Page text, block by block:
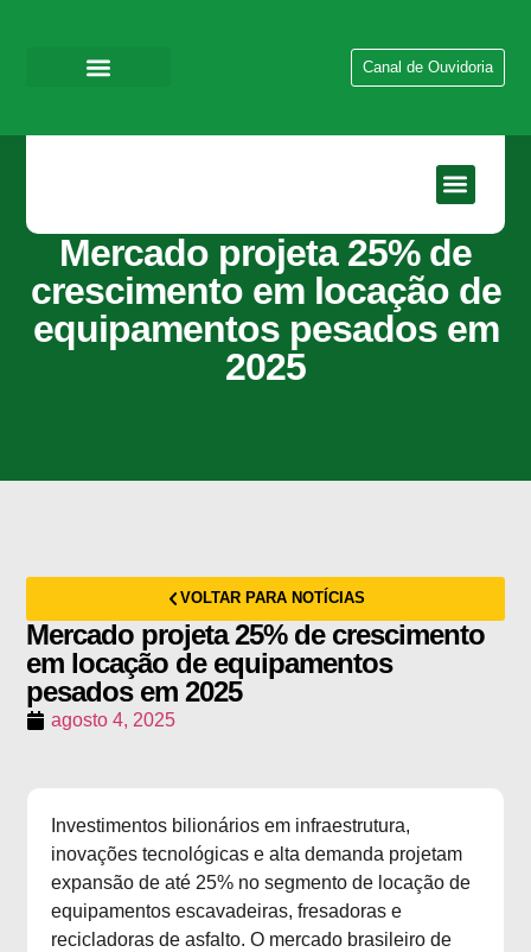
Canal de Ouvidoria
Mercado projeta 25% de
crescimento em locação de
equipamentos pesados em
2025
VOLTAR PARA NOTÍCIAS
Mercado projeta 25% de crescimento
em locação de equipamentos
pesados em 2025
agosto 4, 2025
Investimentos bilionários em infraestrutura,
inovações tecnológicas e alta demanda projetam
expansão de até 25% no segmento de locação de
equipamentos escavadeiras, fresadoras e
recicladoras de asfalto. O mercado brasileiro de